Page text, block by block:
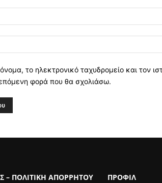
το ηλεκτρονικό ταχυδρομείο και τον
φορά που θα σχολιάσω.
– ΠΟΛΙΤΙΚΗ ΑΠΟΡΡΗΤΟΥ ΠΡΟΦΙΛ